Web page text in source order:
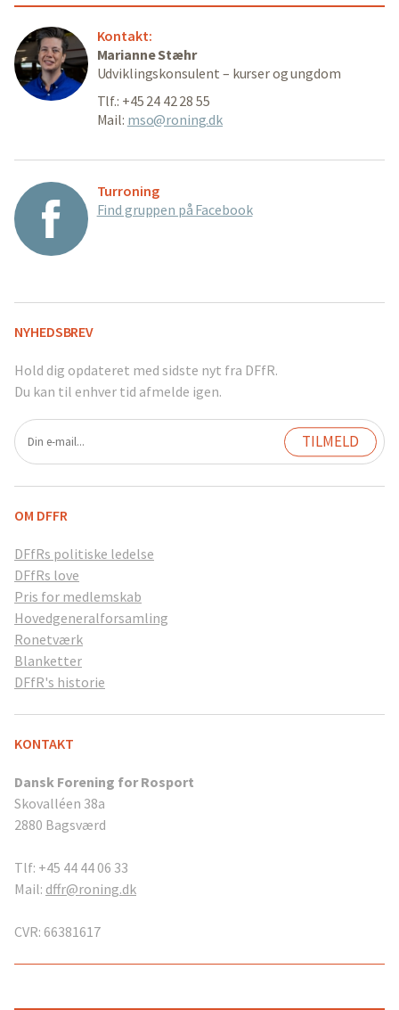
Kontakt:
Marianne Stæhr
Udviklingskonsulent – kurser og ungdom
Tlf.: +45 24 42 28 55
Mail: mso@roning.dk
Turroning
Find gruppen på Facebook
NYHEDSBREV
Hold dig opdateret med sidste nyt fra DFfR.
Du kan til enhver tid afmelde igen.
OM DFFR
DFfRs politiske ledelse
DFfRs love
Pris for medlemskab
Hovedgeneralforsamling
Ronetværk
Blanketter
DFfR's historie
KONTAKT
Dansk Forening for Rosport
Skovalléen 38a
2880 Bagsværd
Tlf: +45 44 44 06 33
Mail: dffr@roning.dk
CVR: 66381617